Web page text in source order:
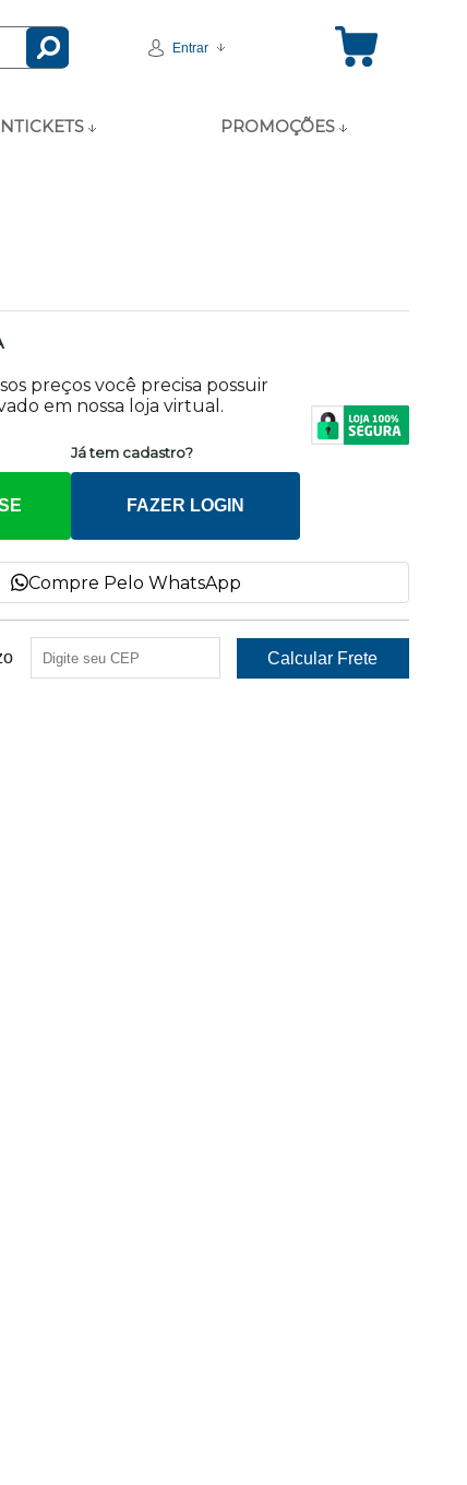
Entrar
PROMOÇÕES
preços você precisa possuir
em nossa loja virtual.
Já tem cadastro?
FAZER LOGIN
Compre Pelo WhatsApp